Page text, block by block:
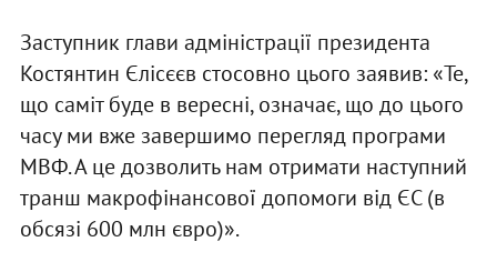
Заступник глави адміністрації президента
Костянтин Єлісєєв стосовно цього заявив: «Те,
що саміт буде в вересні, означає, що до цього
часу ми вже завершимо перегляд програми
МВФ. А це дозволить нам отримати наступний
транш макрофінансової допомоги від ЄС (в
обсязі 600 млн євро)».